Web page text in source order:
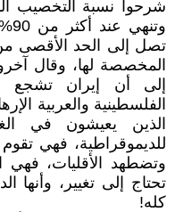
تصل إلى الحد الأقصى من
المخصصة لها، وقال
إلى أن إيران تشجع
الفلسطينية والعربية
الذين يعيشون في
للديموقراطية، فهي
وتضطهد الأقليات، فهي
تحتاج إلى تغيير، وأنها
كله!